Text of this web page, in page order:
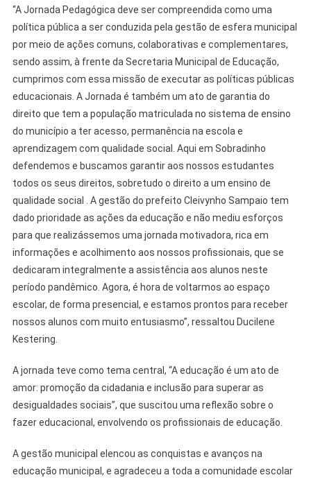
“A Jornada Pedagógica deve ser compreendida como uma
política pública a ser conduzida pela gestão de esfera municipal
por meio de ações comuns, colaborativas e complementares,
sendo assim, à frente da Secretaria Municipal de Educação,
cumprimos com essa missão de executar as políticas públicas
educacionais. A Jornada é também um ato de garantia do
direito que tem a população matriculada no sistema de ensino
do município a ter acesso, permanência na escola e
aprendizagem com qualidade social. Aqui em Sobradinho
defendemos e buscamos garantir aos nossos estudantes
todos os seus direitos, sobretudo o direito a um ensino de
qualidade social . A gestão do prefeito Cleivynho Sampaio tem
dado prioridade as ações da educação e não mediu esforços
para que realizássemos uma jornada motivadora, rica em
informações e acolhimento aos nossos profissionais, que se
dedicaram integralmente a assistência aos alunos neste
período pandêmico. Agora, é hora de voltarmos ao espaço
escolar, de forma presencial, e estamos prontos para receber
nossos alunos com muito entusiasmo”, ressaltou Ducilene
Kestering.
A jornada teve como tema central, “A educação é um ato de
amor: promoção da cidadania e inclusão para superar as
desigualdades sociais”, que suscitou uma reflexão sobre o
fazer educacional, envolvendo os profissionais de educação.
A gestão municipal elencou as conquistas e avanços na
educação municipal, e agradeceu a toda a comunidade escolar